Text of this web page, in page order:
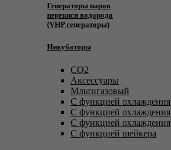
Генераторы паров
перекиси водорода
(VHP генераторы)
Инкубаторы
CO2
Аксессуары
Мльтигазовый
С функцией охлаждения
С функцией охлаждения
С функцией охлаждения
С функцией шейкера